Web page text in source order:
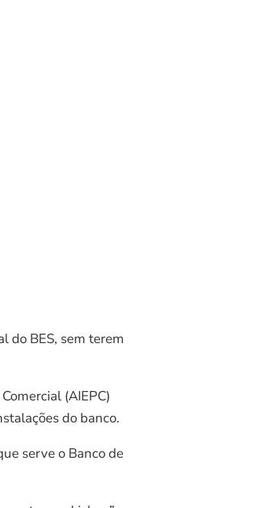
do BES, sem terem
(AIEPC)
do banco.
serve o Banco de